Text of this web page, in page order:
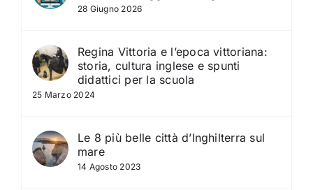
28 Giugno 2026
Regina Vittoria e l’epoca vittoriana:
storia, cultura inglese e spunti
didattici per la scuola
25 Marzo 2024
Le 8 più belle città d’Inghilterra sul
mare
14 Agosto 2023